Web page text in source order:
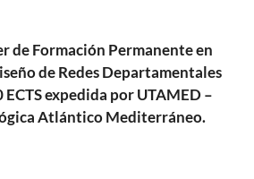
de Formación Permanente en
de Redes Departamentales
expedida por UTAMED –
Atlántico Mediterráneo.